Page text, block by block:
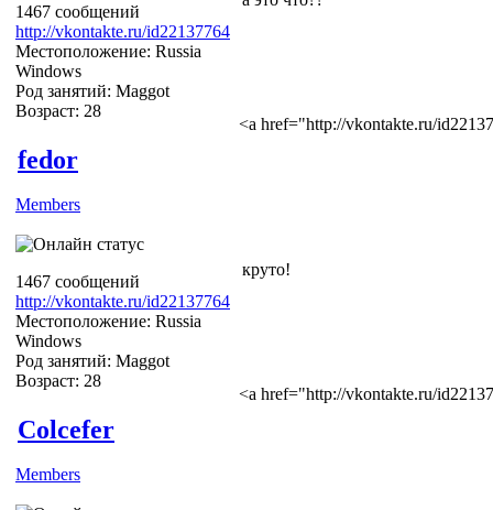
1467 сообщений
http://vkontakte.ru/id22137764
Местоположение: Russia
Windows
Род занятий: Maggot
Возраст: 28
<a href="http://vkontakte.ru/
fedor
Members
1467 сообщений
http://vkontakte.ru/id22137764
Местоположение: Russia
Windows
Род занятий: Maggot
Возраст: 28
круто!
<a href="http://vkontakte.ru/
Colcefer
Members